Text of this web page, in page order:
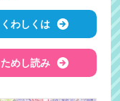
くわしくは
ためし読み